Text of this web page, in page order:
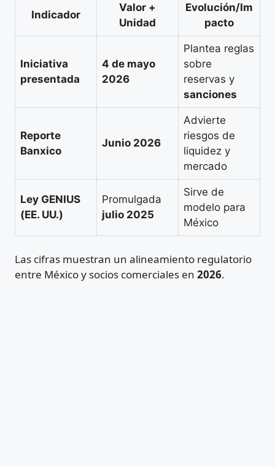
Indicador
Valor +
Unidad
Evolución/Im
pacto
Iniciativa
presentada
4 de mayo
2026
Plantea reglas
sobre
reservas y
sanciones
Reporte
Banxico
Junio 2026
Advierte
riesgos de
liquidez y
mercado
Ley GENIUS
(EE. UU.)
Promulgada
julio 2025
Sirve de
modelo para
México
Las cifras muestran un alineamiento regulatorio
entre México y socios comerciales en 2026.